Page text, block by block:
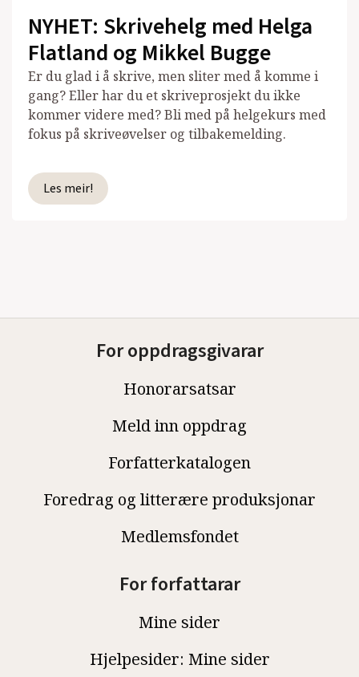
NYHET: Skrivehelg med Helga
Flatland og Mikkel Bugge
Er du glad i å skrive, men sliter med å komme i
gang? Eller har du et skriveprosjekt du ikke
kommer videre med? Bli med på helgekurs med
fokus på skriveøvelser og tilbakemelding.
Les meir!
For oppdragsgivarar
Honorarsatsar
Meld inn oppdrag
Forfatterkatalogen
Foredrag og litterære produksjonar
Medlemsfondet
For forfattarar
Mine sider
Hjelpesider: Mine sider